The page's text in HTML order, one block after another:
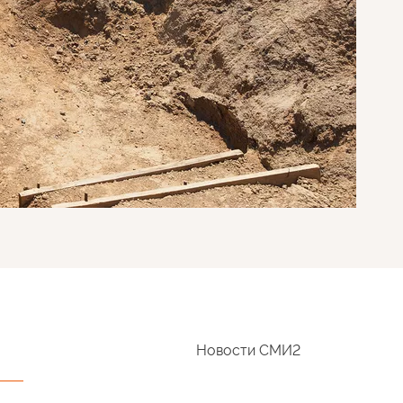
Новости СМИ2